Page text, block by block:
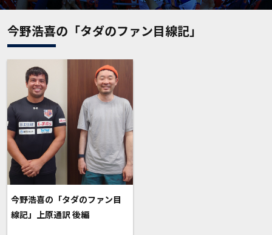
今野浩喜の「タダのファン目線記」
今野浩喜の「タダのファン目
線記」上原通訳 後編